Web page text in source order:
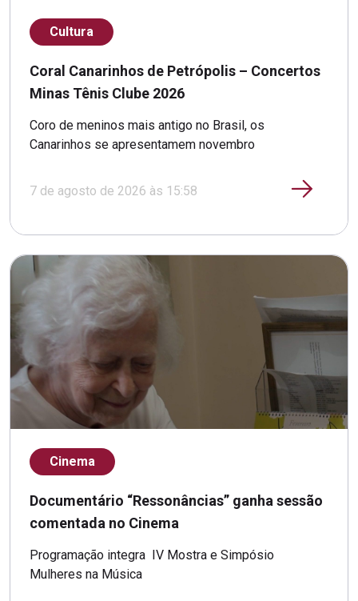
Cultura
Coral Canarinhos de Petrópolis – Concertos
Minas Tênis Clube 2026
Coro de meninos mais antigo no Brasil, os
Canarinhos se apresentamem novembro
7 de agosto de 2026 às 15:58
Cinema
Documentário “Ressonâncias” ganha sessão
comentada no Cinema
Programação integra IV Mostra e Simpósio
Mulheres na Música